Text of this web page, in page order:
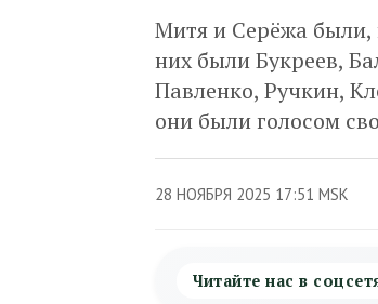
Митя и Серёжа были,
них были Букреев,
Павленко, Ручкин,
они были голосом
28 НОЯБРЯ 2025 17:51 MSK
Читайте нас в